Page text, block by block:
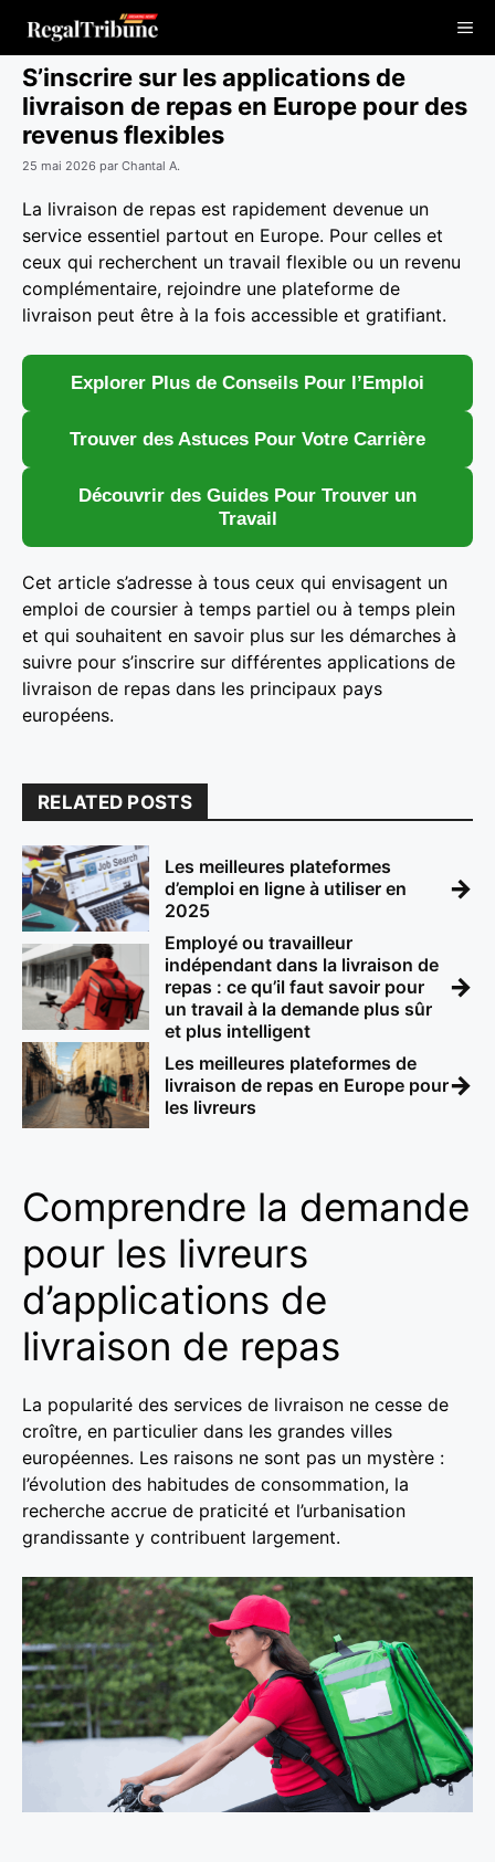
contenu
S’inscrire sur les applications de
livraison de repas en Europe pour des
revenus flexibles
25 mai 2026 par Chantal A.
La livraison de repas est rapidement devenue un
service essentiel partout en Europe. Pour celles et
ceux qui recherchent un travail flexible ou un revenu
complémentaire, rejoindre une plateforme de
livraison peut être à la fois accessible et gratifiant.
Explorer Plus de Conseils Pour l’Emploi
Trouver des Astuces Pour Votre Carrière
Découvrir des Guides Pour Trouver un
Travail
Cet article s’adresse à tous ceux qui envisagent un
emploi de coursier à temps partiel ou à temps plein
et qui souhaitent en savoir plus sur les démarches à
suivre pour s’inscrire sur différentes applications de
livraison de repas dans les principaux pays
européens.
RELATED POSTS
Les meilleures plateformes
d’emploi en ligne à utiliser en
2025
→
Employé ou travailleur
indépendant dans la livraison de
repas : ce qu’il faut savoir pour
un travail à la demande plus sûr
et plus intelligent
→
Les meilleures plateformes de
livraison de repas en Europe pour
les livreurs
→
Comprendre la demande
pour les livreurs
d’applications de
livraison de repas
La popularité des services de livraison ne cesse de
croître, en particulier dans les grandes villes
européennes. Les raisons ne sont pas un mystère :
l’évolution des habitudes de consommation, la
recherche accrue de praticité et l’urbanisation
grandissante y contribuent largement.